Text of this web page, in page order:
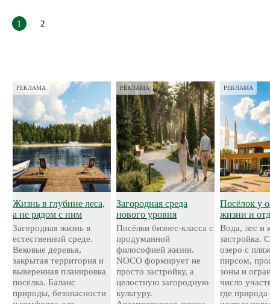
1 2
РЕКЛАМА
Жизнь в глубине леса,
а не рядом с ним
Загородная жизнь в
естественной среде.
Вековые деревья,
закрытая территория и
выверенная планировка
посёлка. Баланс
природы, безопасности
РЕКЛАМА
Загородная среда
нового уровня
Посёлки бизнес-класса с
продуманной
философией жизни.
NOCO формирует не
просто застройку, а
целостную загородную
культуру.
РЕКЛАМА
Посёлок у
жизни и
Вода, лес и
застройка.
озеро с
пирсом,
зоны и
число
где природа